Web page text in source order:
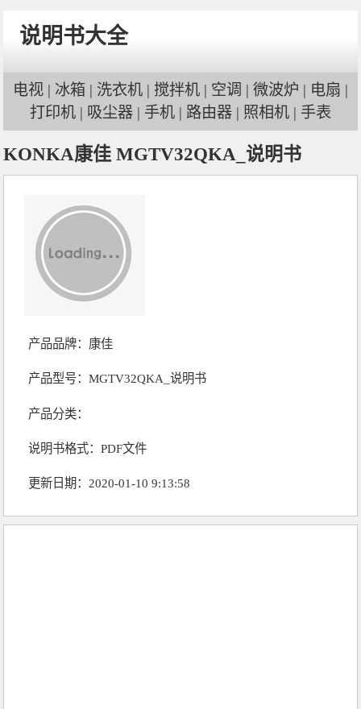
说明书大全
电视 | 冰箱 | 洗衣机 | 搅拌机 | 空调 | 微波炉 | 电扇 |
打印机 | 吸尘器 | 手机 | 路由器 | 照相机 | 手表
KONKA康佳 MGTV32QKA_说明书
产品品牌： 康佳
产品型号：MGTV32QKA_说明书
产品分类：
说明书格式：PDF文件
更新日期：2020-01-10 9:13:58